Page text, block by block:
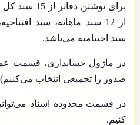
برای نوشتن
از 12 سند ماهانه، سند
سند اختتامیه می‌باشد.
در ماژول حسابداری، قسمت
صدور را تجمیعی انتخاب می‌کنیم)
در قسمت محدوده اسناد
کنیم.